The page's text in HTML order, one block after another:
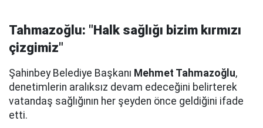
Tahmazoğlu: "Halk sağlığı bizim kırmızı
çizgimiz"
Şahinbey Belediye Başkanı Mehmet Tahmazoğlu,
denetimlerin aralıksız devam edeceğini belirterek
vatandaş sağlığının her şeyden önce geldiğini ifade
etti.